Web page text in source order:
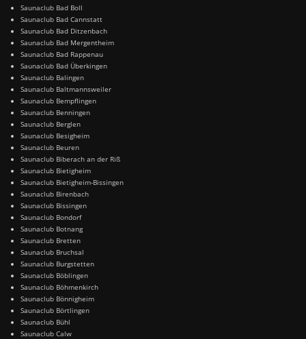
Saunaclub Bad Boll
Saunaclub Bad Cannstatt
Saunaclub Bad Ditzenbach
Saunaclub Bad Mergentheim
Saunaclub Bad Rappenau
Saunaclub Bad Überkingen
Saunaclub Balingen
Saunaclub Baltmannsweiler
Saunaclub Bempflingen
Saunaclub Benningen
Saunaclub Berglen
Saunaclub Besigheim
Saunaclub Beuren
Saunaclub Biberach an der Riß
Saunaclub Bietigheim
Saunaclub Bietigheim-Bissingen
Saunaclub Birenbach
Saunaclub Bissingen
Saunaclub Bondorf
Saunaclub Botnang
Saunaclub Bretten
Saunaclub Bruchsal
Saunaclub Burgstetten
Saunaclub Böblingen
Saunaclub Böhmenkirch
Saunaclub Bönnigheim
Saunaclub Börtlingen
Saunaclub Bühl
Saunaclub Calw